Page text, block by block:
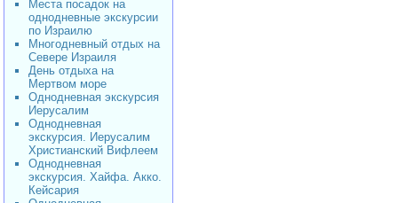
Места посадок на
однодневные экскурсии
по Израилю
Многодневный отдых на
Севере Израиля
День отдыха на
Мертвом море
Однодневная экскурсия
Иерусалим
Однодневная
экскурсия. Иерусалим
Христианский Вифлеем
Однодневная
экскурсия. Хайфа. Акко.
Кейсария